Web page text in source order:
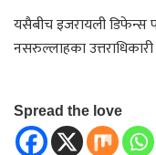
यसैबीच इजरायली
नसरुल्लाहका
Spread the love